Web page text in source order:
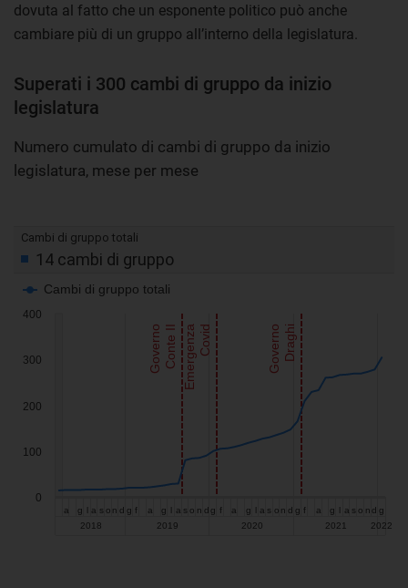
dovuta al fatto che un esponente politico può anche
cambiare più di un gruppo all’interno della legislatura.
Superati i 300 cambi di gruppo da inizio
legislatura
Numero cumulato di cambi di gruppo da inizio
legislatura, mese per mese